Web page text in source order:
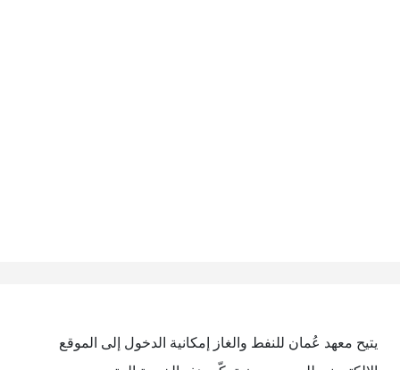
يتيح معهد عُمان للنفط والغاز إمكانية الدخول إلى الموقع